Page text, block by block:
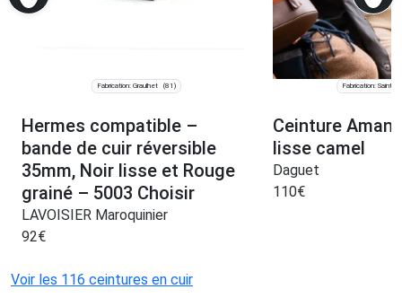
Fabrication: Graulhet (81)
Hermes compatible –
bande de cuir réversible
35mm, Noir lisse et Rouge
grainé – 5003 Choisir
LAVOISIER Maroquinier
92€
Fabrication: Saint-
Ceinture
lisse camel
Daguet
110€
Voir les 116 ceintures en cuir